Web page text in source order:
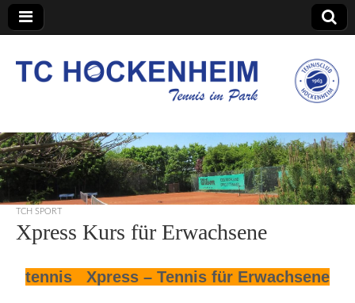
TC Hockenheim
TCH SPORT
Xpress Kurs für Erwachsene
tennis Xpress – Tennis für Erwachsene